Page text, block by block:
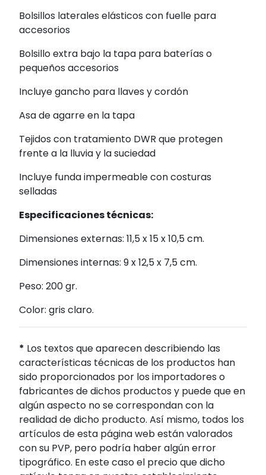
Bolsillos laterales elásticos con fuelle para
accesorios
Bolsillo extra bajo la tapa para baterías o
pequeños accesorios
Incluye gancho para llaves y cordón
Asa de agarre en la tapa
Tejidos con tratamiento DWR que protegen
frente a la lluvia y la suciedad
Incluye funda impermeable con costuras
selladas
Especificaciones técnicas:
Dimensiones externas: 11,5 x 15 x 10,5 cm.
Dimensiones internas: 9 x 12,5 x 7,5 cm.
Peso: 200 gr.
Color: gris claro.
* Los textos que aparecen describiendo las
características técnicas de los productos han
sido proporcionados por los importadores o
fabricantes de dichos productos y puede que en
algún aspecto no se correspondan con la
realidad de dicho producto. Así mismo, todos los
artículos de esta página web están valorados
con su PVP, pero podría haber algún error
tipográfico. En este caso el precio que dicho